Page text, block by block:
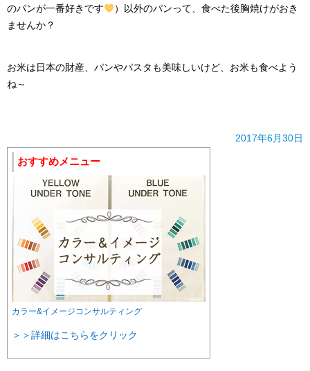
のパンが一番好きです
）以外のパンって、食べた後胸焼けがおき
ませんか？
お米は日本の財産、パンやパスタも美味しいけど、お米も食べよう
ね～
2017年6月30日
おすすめメニュー
カラー&イメージコンサルティング
＞＞詳細はこちらをクリック